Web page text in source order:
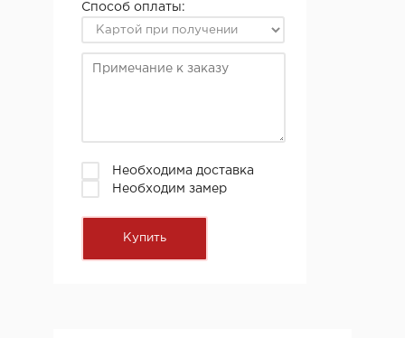
Способ оплаты:
Необходима доставка
Необходим замер